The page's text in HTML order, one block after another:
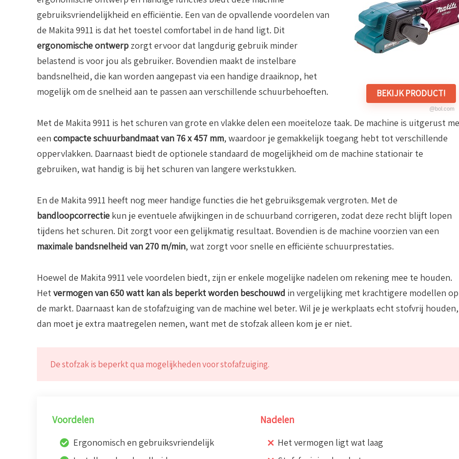
BEKIJK PRODUCT!
@bol.com
gebruiksvriendelijkheid en efficiëntie. Een van de opvallende voordelen van
de Makita 9911 is dat het toestel comfortabel in de hand ligt. Dit
ergonomische ontwerp zorgt ervoor dat langdurig gebruik minder
belastend is voor jou als gebruiker. Bovendien maakt de instelbare
bandsnelheid, die kan worden aangepast via een handige draaiknop, het
mogelijk om de snelheid aan te passen aan verschillende schuurbehoeften.
Met de Makita 9911 is het schuren van grote en vlakke delen een moeiteloze taak. De machine is uitgerust
een compacte schuurbandmaat van 76 x 457 mm, waardoor je gemakkelijk toegang hebt tot verschillende
oppervlakken. Daarnaast biedt de optionele standaard de mogelijkheid om de machine stationair te
gebruiken, wat handig is bij het schuren van langere werkstukken.
En de Makita 9911 heeft nog meer handige functies die het gebruiksgemak vergroten. Met de
bandloopcorrectie kun je eventuele afwijkingen in de schuurband corrigeren, zodat deze recht blijft lopen
tijdens het schuren. Dit zorgt voor een gelijkmatig resultaat. Bovendien is de machine voorzien van een
maximale bandsnelheid van 270 m/min, wat zorgt voor snelle en efficiënte schuurprestaties.
Hoewel de Makita 9911 vele voordelen biedt, zijn er enkele mogelijke nadelen om rekening mee te houden.
Hetvermogen van 650 watt kan als beperkt worden beschouwd in vergelijking met krachtigere modellen op
de markt. Daarnaast kan de stofafzuiging van de machine wel beter. Wil je je werkplaats echt stofvrij houden,
dan moet je extra maatregelen nemen, want met de stofzak alleen kom je er niet.
De stofzak is beperkt qua mogelijkheden voor stofafzuiging.
Voordelen
Ergonomisch en gebruiksvriendelijk
Nadelen
Het vermogen ligt wat laag